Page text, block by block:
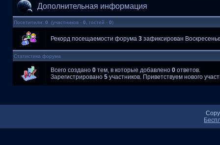
Дополнительная информация
Посетители: 0 (участников - 0 , гостей - 0)
Рекорд посещаемости форума 3 зафиксирован
Статистика форума
Всего создано 0 тем, в которые добавлено 0 ответов.
Зарегистрировано 5 участников. Приветствуем нового